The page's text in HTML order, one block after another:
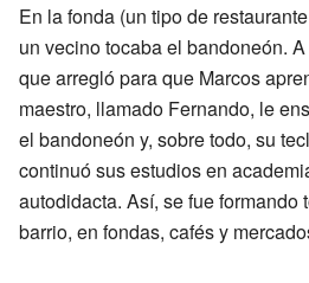
En la fonda (un tipo de
un vecino tocaba el bandoneón.
que arregló para que Marcos
maestro, llamado Fernando, le
el bandoneón y, sobre todo, su
continuó sus estudios en
autodidacta. Así, se fue formando
barrio, en fondas, cafés y